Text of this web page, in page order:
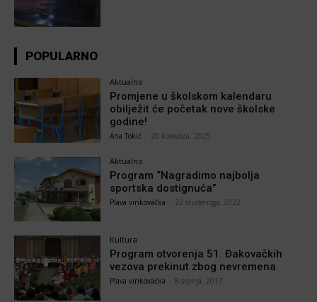
POPULARNO
Aktualno
Promjene u školskom kalendaru
obilježit će početak nove školske
godine!
Ana Tokić 20 kolovoza, 2025
Aktualno
Program “Nagradimo najbolja
sportska dostignuća”
Plava vinkovačka 22 studenoga, 2022
Kultura
Program otvorenja 51. Đakovačkih
vezova prekinut zbog nevremena
Plava vinkovačka 8 srpnja, 2017